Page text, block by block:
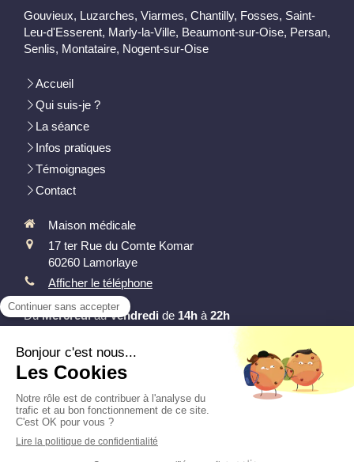
Gouvieux, Luzarches, Viarmes, Chantilly, Fosses, Saint-
Leu-d'Esserent, Marly-la-Ville, Beaumont-sur-Oise, Persan,
Senlis, Montataire, Nogent-sur-Oise
Accueil
Qui suis-je ?
La séance
Infos pratiques
Témoignages
Contact
Maison médicale
17 ter Rue du Comte Komar
60260 Lamorlaye
Afficher le téléphone
DuMercrediauVendredi de 14h à 22h
Prendre rendez-vous
Plan du site
Mentions légales